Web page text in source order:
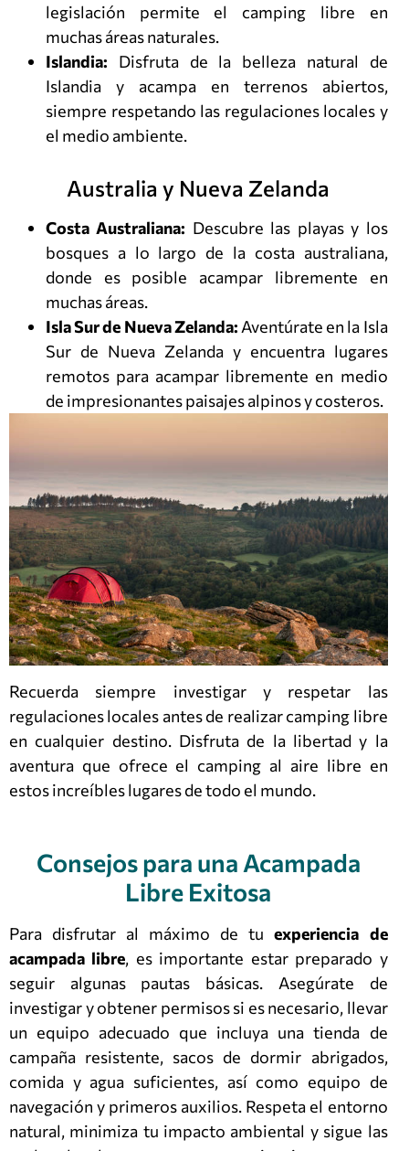
legislación permite el camping libre en
muchas áreas naturales.
Islandia: Disfruta de la belleza natural de
Islandia y acampa en terrenos abiertos,
siempre respetando las regulaciones locales y
el medio ambiente.
Australia y Nueva Zelanda
Costa Australiana: Descubre las playas y los
bosques a lo largo de la costa australiana,
donde es posible acampar libremente en
muchas áreas.
Isla Sur de Nueva Zelanda: Aventúrate en la Isla
Sur de Nueva Zelanda y encuentra lugares
remotos para acampar libremente en medio
de impresionantes paisajes alpinos y costeros.
Recuerda siempre investigar y respetar las
regulaciones locales antes de realizar camping libre
en cualquier destino. Disfruta de la libertad y la
aventura que ofrece el camping al aire libre en
estos increíbles lugares de todo el mundo.
Consejos para una Acampada
Libre Exitosa
Para disfrutar al máximo de tuexperiencia de
acampada libre, es importante estar preparado y
seguir algunas pautas básicas. Asegúrate de
investigar y obtener permisos si es necesario, llevar
un equipo adecuado que incluya una tienda de
campaña resistente, sacos de dormir abrigados,
comida y agua suficientes, así como equipo de
navegación y primeros auxilios. Respeta el entorno
natural, minimiza tu impacto ambiental y sigue las